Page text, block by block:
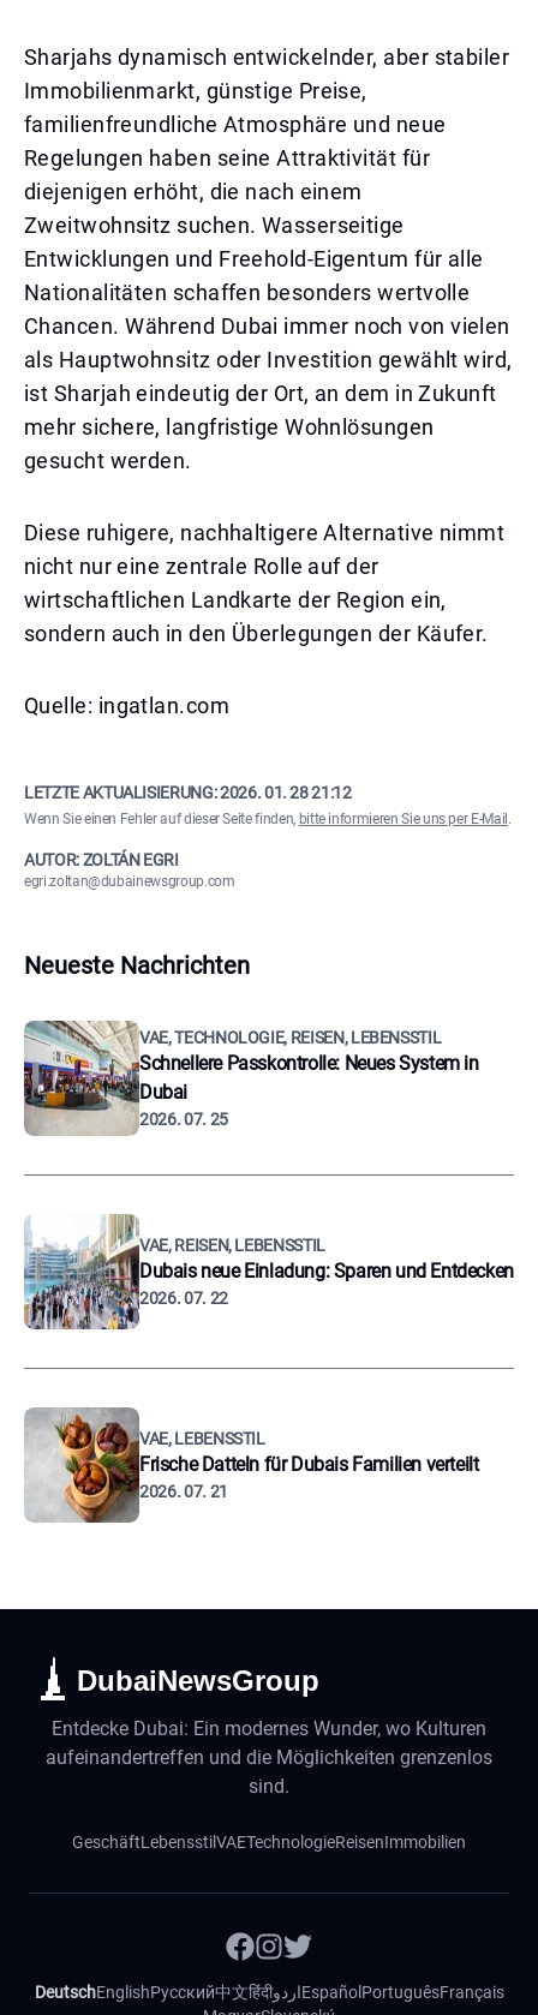
Sharjahs dynamisch entwickelnder, aber stabiler
Immobilienmarkt, günstige Preise,
familienfreundliche Atmosphäre und neue
Regelungen haben seine Attraktivität für
diejenigen erhöht, die nach einem
Zweitwohnsitz suchen. Wasserseitige
Entwicklungen und Freehold-Eigentum für alle
Nationalitäten schaffen besonders wertvolle
Chancen. Während Dubai immer noch von vielen
als Hauptwohnsitz oder Investition gewählt wird,
ist Sharjah eindeutig der Ort, an dem in Zukunft
mehr sichere, langfristige Wohnlösungen
gesucht werden.
Diese ruhigere, nachhaltigere Alternative nimmt
nicht nur eine zentrale Rolle auf der
wirtschaftlichen Landkarte der Region ein,
sondern auch in den Überlegungen der Käufer.
Quelle: ingatlan.com
LETZTE AKTUALISIERUNG:2026. 01. 28 21:12
Wenn Sie einen Fehler auf dieser Seite finden, bitte informieren Sie uns per E-Mail .
AUTOR: ZOLTÁN EGRI
egri.zoltan@dubainewsgroup.com
Neueste Nachrichten
VAE, TECHNOLOGIE, REISEN, LEBENSSTIL
Schnellere Passkontrolle: Neues System in
Dubai
2026. 07. 25
VAE, REISEN, LEBENSSTIL
Dubais neue Einladung: Sparen und Entdecken
2026. 07. 22
VAE, LEBENSSTIL
Frische Datteln für Dubais Familien verteilt
2026. 07. 21
DubaiNewsGroup
Entdecke Dubai: Ein modernes Wunder, wo Kulturen
aufeinandertreffen und die Möglichkeiten grenzenlos
sind.
GeschäftLebensstilVAETechnologieReisenImmobilien
DeutschEnglishРусский中文हिंदीاردوEspañol PortuguêsFrançais